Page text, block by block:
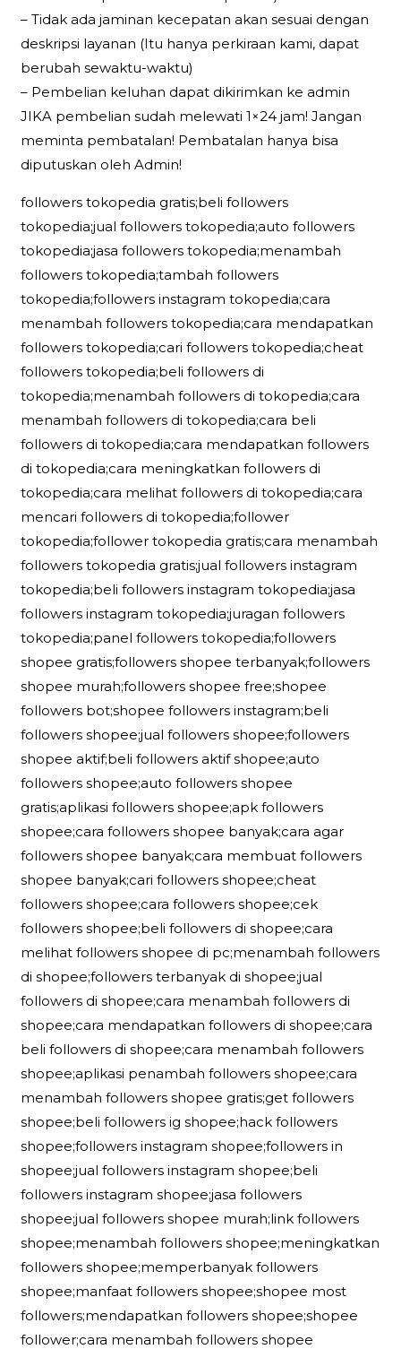
– Tidak ada jaminan kecepatan akan sesuai dengan
deskripsi layanan (Itu hanya perkiraan kami, dapat
berubah sewaktu-waktu)
– Pembelian keluhan dapat dikirimkan ke admin
JIKA pembelian sudah melewati 1×24 jam! Jangan
meminta pembatalan! Pembatalan hanya bisa
diputuskan oleh Admin!
followers tokopedia gratis;beli followers
tokopedia;jual followers tokopedia;auto followers
tokopedia;jasa followers tokopedia;menambah
followers tokopedia;tambah followers
tokopedia;followers instagram tokopedia;cara
menambah followers tokopedia;cara mendapatkan
followers tokopedia;cari followers tokopedia;cheat
followers tokopedia;beli followers di
tokopedia;menambah followers di tokopedia;cara
menambah followers di tokopedia;cara beli
followers di tokopedia;cara mendapatkan followers
di tokopedia;cara meningkatkan followers di
tokopedia;cara melihat followers di tokopedia;cara
mencari followers di tokopedia;follower
tokopedia;follower tokopedia gratis;cara menambah
followers tokopedia gratis;jual followers instagram
tokopedia;beli followers instagram tokopedia;jasa
followers instagram tokopedia;juragan followers
tokopedia;panel followers tokopedia;followers
shopee gratis;followers shopee terbanyak;followers
shopee murah;followers shopee free;shopee
followers bot;shopee followers instagram;beli
followers shopee;jual followers shopee;followers
shopee aktif;beli followers aktif shopee;auto
followers shopee;auto followers shopee
gratis;aplikasi followers shopee;apk followers
shopee;cara followers shopee banyak;cara agar
followers shopee banyak;cara membuat followers
shopee banyak;cari followers shopee;cheat
followers shopee;cara followers shopee;cek
followers shopee;beli followers di shopee;cara
melihat followers shopee di pc;menambah followers
di shopee;followers terbanyak di shopee;jual
followers di shopee;cara menambah followers di
shopee;cara mendapatkan followers di shopee;cara
beli followers di shopee;cara menambah followers
shopee;aplikasi penambah followers shopee;cara
menambah followers shopee gratis;get followers
shopee;beli followers ig shopee;hack followers
shopee;followers instagram shopee;followers in
shopee;jual followers instagram shopee;beli
followers instagram shopee;jasa followers
shopee;jual followers shopee murah;link followers
shopee;menambah followers shopee;meningkatkan
followers shopee;memperbanyak followers
shopee;manfaat followers shopee;shopee most
followers;mendapatkan followers shopee;shopee
follower;cara menambah followers shopee